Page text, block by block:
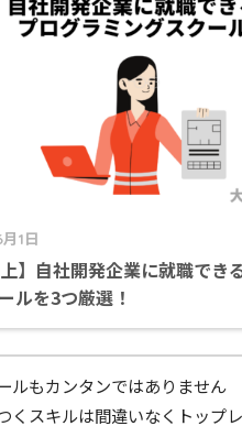
1日
上】自社開発企業に就職でき
ルを3つ厳選！
ルもカンタンではありません
くスキルは間違いなくトップレ